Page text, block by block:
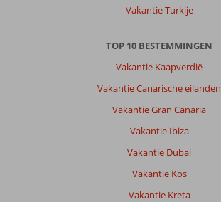
Vakantie Turkije
TOP 10 BESTEMMINGEN
Vakantie Kaapverdië
Vakantie Canarische eilanden
Vakantie Gran Canaria
Vakantie Ibiza
Vakantie Dubai
Vakantie Kos
Vakantie Kreta